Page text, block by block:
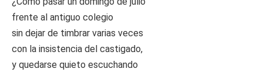
frente al antiguo colegio
sin dejar de timbrar varias veces
con la insistencia del castigado,
y quedarse quieto escuchando